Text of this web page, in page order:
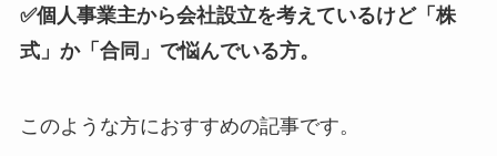
✅個人事業主から会社設立を考えているけど「株
式」か「合同」で悩んでいる方。
このような方におすすめの記事です。